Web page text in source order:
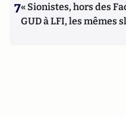
7« Sionistes, hors des
GUD à LFI, les mêmes